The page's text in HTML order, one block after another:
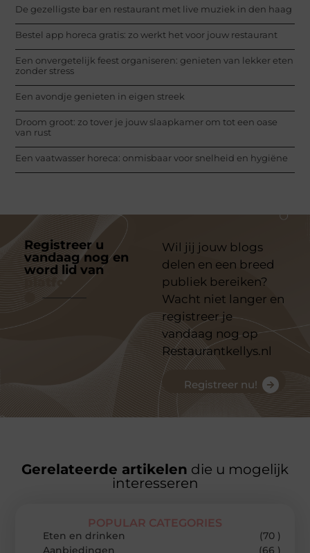
De gezelligste bar en restaurant met live muziek in den haag
Bestel app horeca gratis: zo werkt het voor jouw restaurant
Een onvergetelijk feest organiseren: genieten van lekker eten
zonder stress
Een avondje genieten in eigen streek
Droom groot: zo tover je jouw slaapkamer om tot een oase
van rust
Een vaatwasser horeca: onmisbaar voor snelheid en hygiëne
Registreer u
vandaag nog en
word lid van
platform
Wil jij jouw blogs
delen en een breed
publiek bereiken?
Wacht niet langer en
registreer je
vandaag nog op
Restaurantkellys.nl
Registreer nu!
Gerelateerde artikelen die u mogelijk
interesseren
POPULAR CATEGORIES
Eten en drinken
(70 )
Aanbiedingen
(66 )